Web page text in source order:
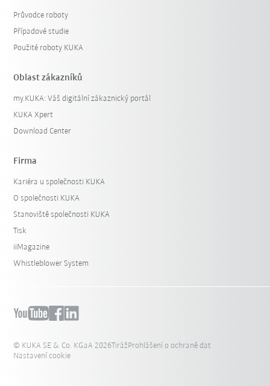
Průvodce roboty
Případové studie
Použité roboty KUKA
Oblast zákazníků
my.KUKA: Váš digitální zákaznický portál
KUKA Xpert
Download Center
Firma
Kariéra u společnosti KUKA
O společnosti KUKA
Stanoviště společnosti KUKA
Tisk
iiMagazine
Whistleblower System
© KUKA SE & Co. KGaA 2026TirážProhlášení o ochraně dat
Nastavení cookie